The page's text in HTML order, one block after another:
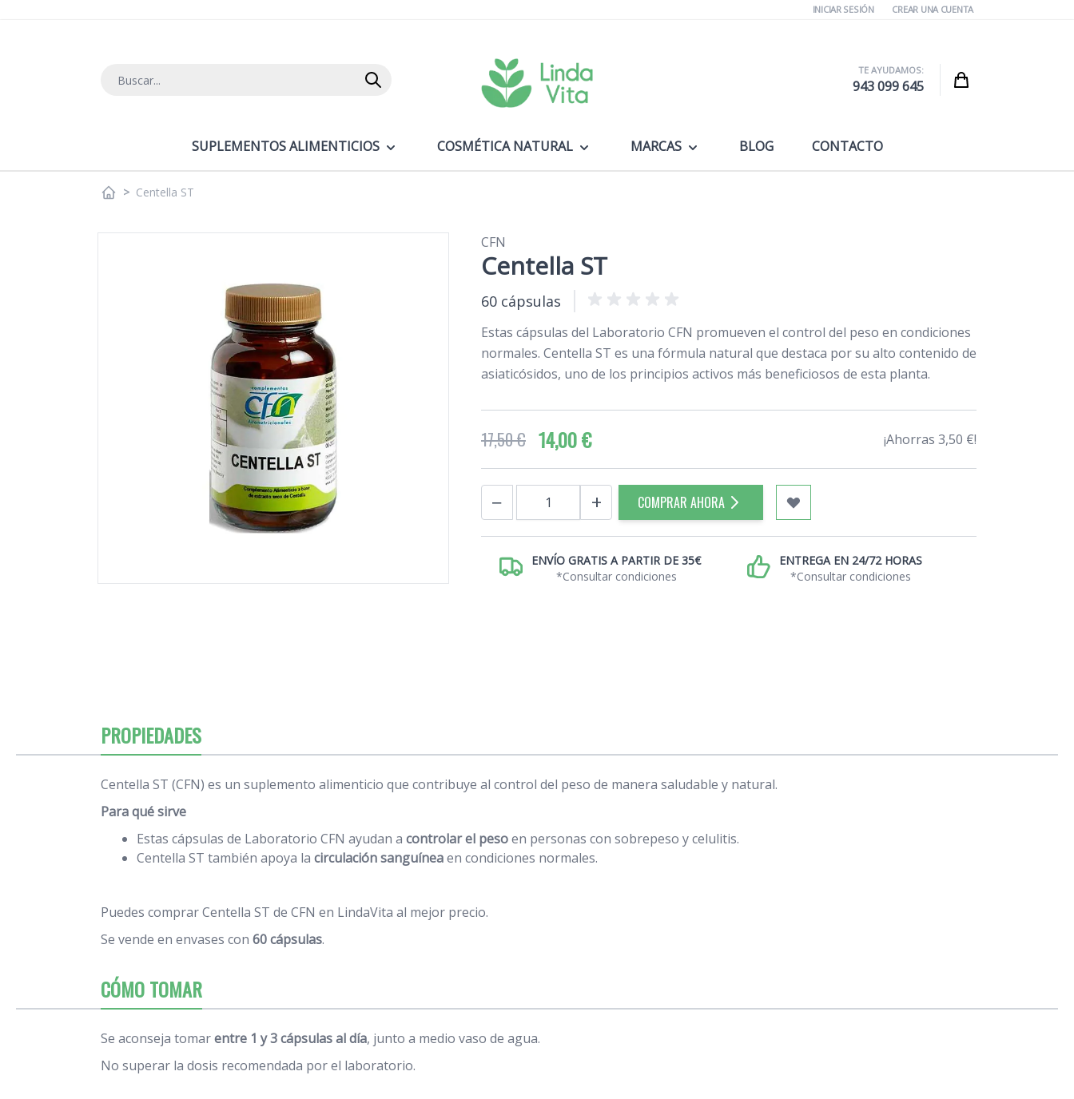
INICIAR SESIÓN CREAR UNA CUENTA
Buscar
TE AYUDAMOS:
943 099 645 Cart
SUPLEMENTOS ALIMENTICIOS COSMÉTICA NATURAL MARCAS BLOG CONTACTO
> Centella ST
CFN
Centella ST
60 cápsulas
Estas cápsulas del Laboratorio CFN promueven el control del peso en condiciones
normales. Centella ST es una fórmula natural que destaca por su alto contenido de
asiaticósidos, uno de los principios activos más beneficiosos de esta planta.
17,50 € 14,00 € ¡Ahorras 3,50 €!
− + COMPRAR AHORA
ENVÍO GRATIS A PARTIR DE 35€
*Consultar condiciones
ENTREGA EN 24/72 HORAS
*Consultar condiciones
PROPIEDADES
Centella ST (CFN) es un suplemento alimenticio que contribuye al control del peso de manera saludable y natural.
Para qué sirve
Estas cápsulas de Laboratorio CFN ayudan a controlar el pesoen personas con sobrepeso y celulitis.
Centella ST también apoya la circulación sanguíneaen condiciones normales.
Puedes comprar Centella ST de CFN en LindaVita al mejor precio.
Se vende en envases con 60 cápsulas.
CÓMO TOMAR
Se aconseja tomarentre 1 y 3 cápsulas al día, junto a medio vaso de agua.
No superar la dosis recomendada por el laboratorio.